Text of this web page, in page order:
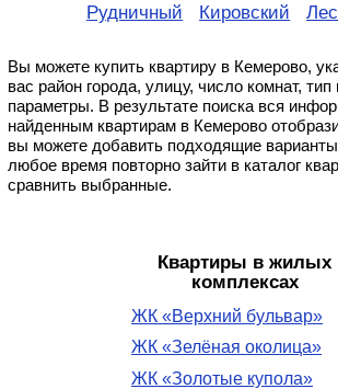
Рудничный
Кировский
Вы можете купить квартиру в Кемерово,
вас район города, улицу, число комнат,
параметры. В результате поиска вся
найденным квартирам в Кемерово
вы можете добавить подходящие
любое время повторно зайти в каталог
сравнить выбранные.
Квартиры в жилых
комплексах
ЖК «Верхний бульвар»
ЖК «Зелёная околица»
ЖК «Золотые купола»